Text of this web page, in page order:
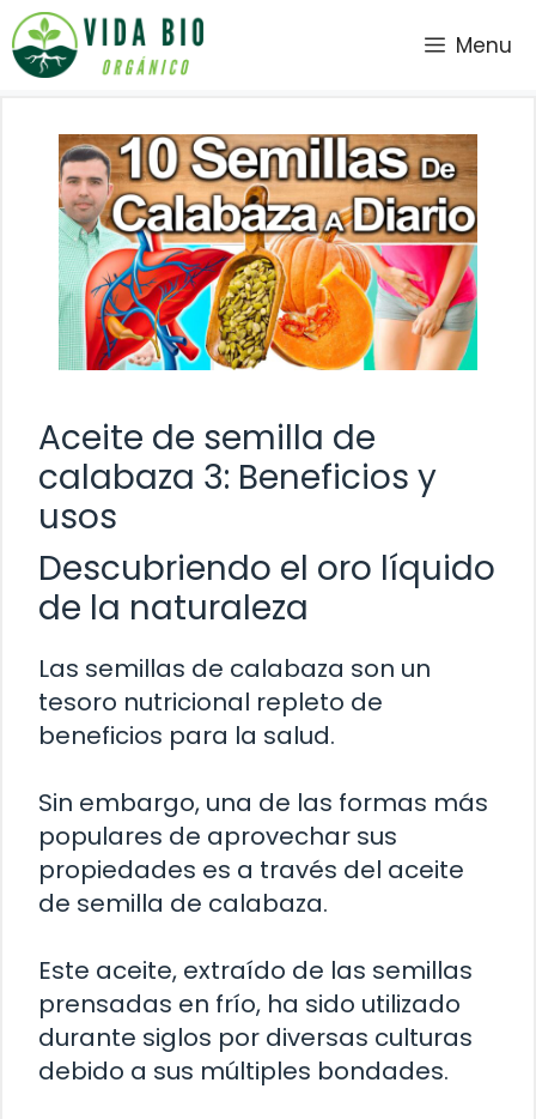
Saltar
al
contenido
Menu
Aceite de semilla de
calabaza 3: Beneficios y
usos
Descubriendo el oro líquido
de la naturaleza
Las semillas de calabaza son un
tesoro nutricional repleto de
beneficios para la salud.
Sin embargo, una de las formas más
populares de aprovechar sus
propiedades es a través del aceite
de semilla de calabaza.
Este aceite, extraído de las semillas
prensadas en frío, ha sido utilizado
durante siglos por diversas culturas
debido a sus múltiples bondades.